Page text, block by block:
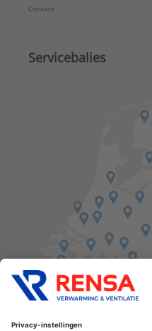
Contact
Servicebalies